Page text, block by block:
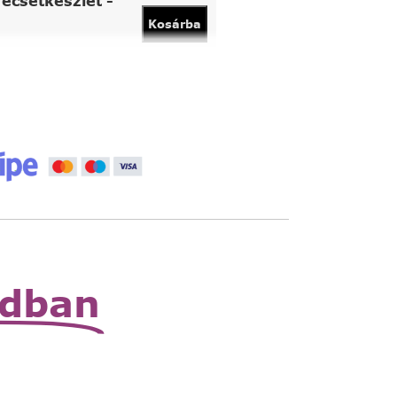
Kosárba
nagyító